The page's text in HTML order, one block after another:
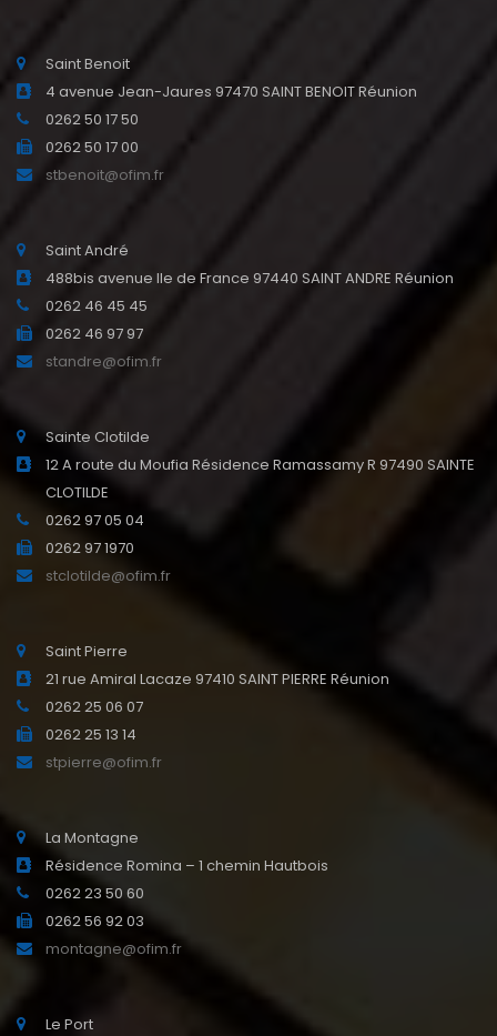
Saint Benoit
4 avenue Jean-Jaures 97470 SAINT BENOIT Réunion
0262 50 17 50
0262 50 17 00
stbenoit@ofim.fr
Saint André
488bis avenue Ile de France 97440 SAINT ANDRE Réunion
0262 46 45 45
0262 46 97 97
standre@ofim.fr
Sainte Clotilde
12 A route du Moufia Résidence Ramassamy R 97490 SAINTE
CLOTILDE
0262 97 05 04
0262 97 1970
stclotilde@ofim.fr
Saint Pierre
21 rue Amiral Lacaze 97410 SAINT PIERRE Réunion
0262 25 06 07
0262 25 13 14
stpierre@ofim.fr
La Montagne
Résidence Romina – 1 chemin Hautbois
0262 23 50 60
0262 56 92 03
montagne@ofim.fr
Le Port